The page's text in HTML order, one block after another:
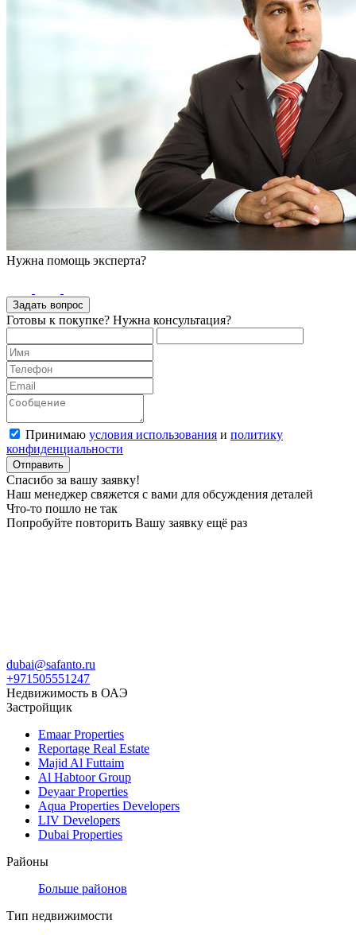
Нужна помощь эксперта?
Задать вопрос
Готовы к покупке? Нужна консультация?
Принимаю условия использования и политику
конфиденциальности
Отправить
Спасибо за вашу заявку!
Наш менеджер свяжется с вами для обсуждения деталей
Что-то пошло не так
Попробуйте повторить Вашу заявку ещё раз
dubai@safanto.ru
+971505551247
Недвижимость в ОАЭ
Застройщик
Emaar Properties
Reportage Real Estate
Majid Al Futtaim
Al Habtoor Group
Deyaar Properties
Aqua Properties Developers
LIV Developers
Dubai Properties
Районы
Больше районов
Тип недвижимости